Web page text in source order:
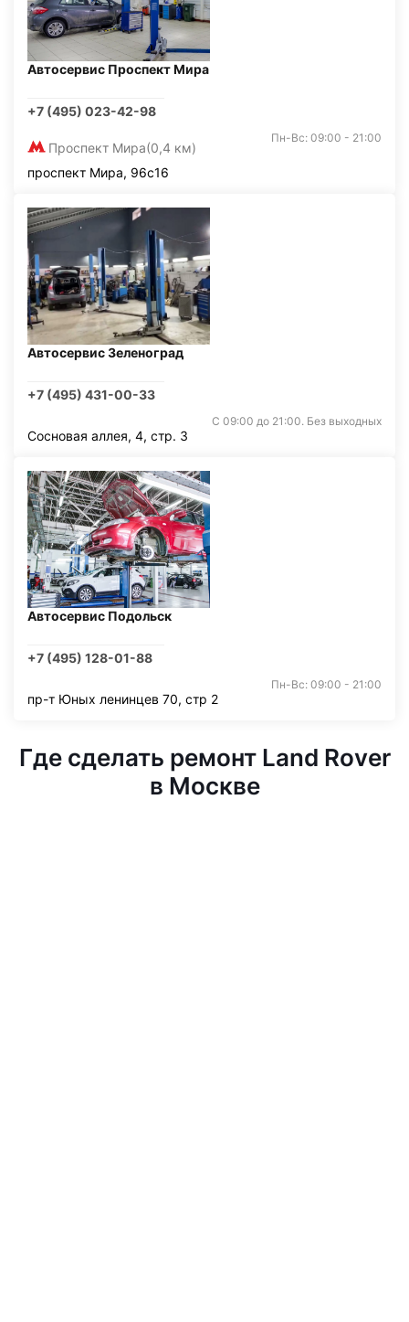
Автосервис Проспект Мира
+7 (495) 023-42-98
Проспект Мира(0,4 км)
Пн-Вс: 09:00 - 21:00
проспект Мира, 96с16
Автосервис Зеленоград
+7 (495) 431-00-33
С 09:00 до 21:00. Без выходных
Сосновая аллея, 4, стр. 3
Автосервис Подольск
+7 (495) 128-01-88
Пн-Вс: 09:00 - 21:00
пр-т Юных ленинцев 70, стр 2
Где сделать ремонт Land Rover
в Москве